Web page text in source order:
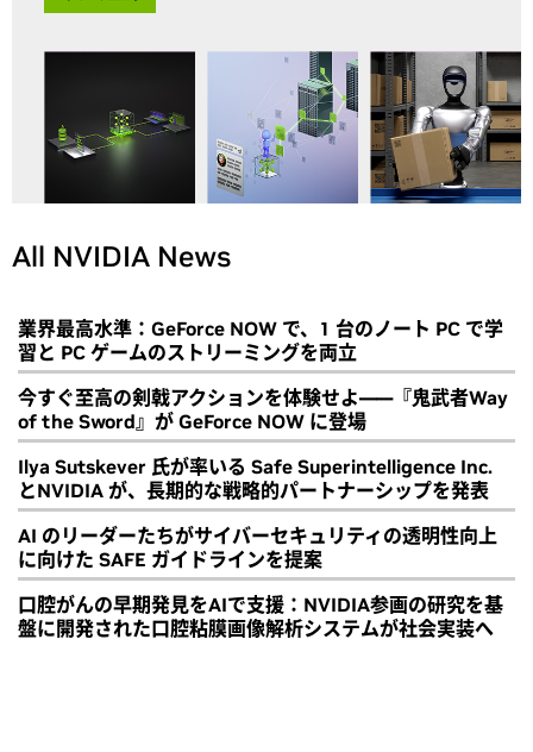
All NVIDIA News
業界最高水準：GeForce NOW で、1 台のノート PC で学
習と PC ゲームのストリーミングを両立
今すぐ至高の剣戟アクションを体験せよ――『鬼武者Way
of the Sword』が GeForce NOW に登場
Ilya Sutskever 氏が率いる Safe Superintelligence Inc.
とNVIDIA が、長期的な戦略的パートナーシップを発表
AI のリーダーたちがサイバーセキュリティの透明性向上
に向けた SAFE ガイドラインを提案
口腔がんの早期発見をAIで支援：NVIDIA参画の研究を基
盤に開発された口腔粘膜画像解析システムが社会実装へ